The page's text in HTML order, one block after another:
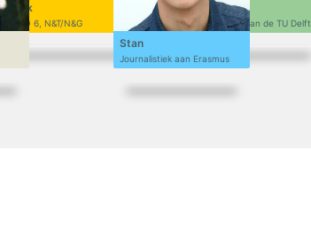
Niek
VWO 6, N&T/N&G
Sofi
Ontwerpen aan de TU Delft
Stan
Journalistiek aan Erasmus